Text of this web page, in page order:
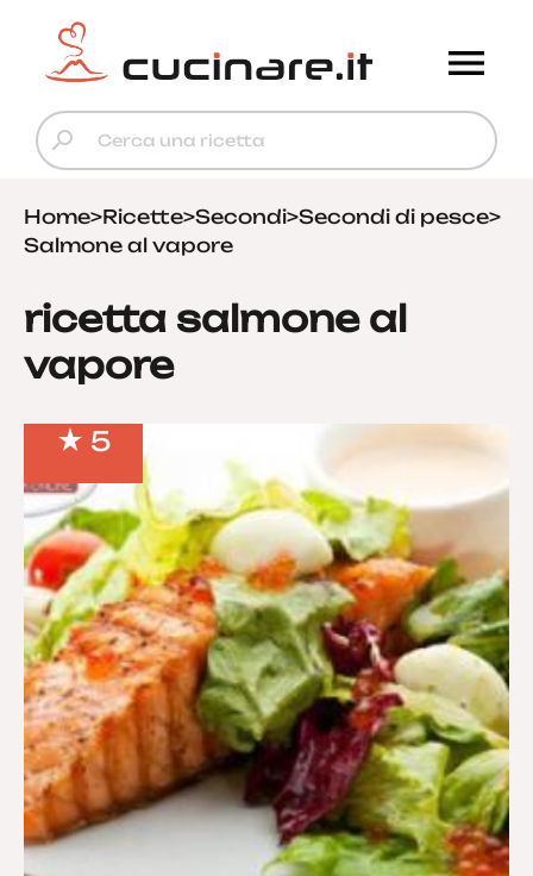
Home>Ricette>Secondi>Secondi di pesce>
Salmone al vapore
ricetta salmone al
vapore
5